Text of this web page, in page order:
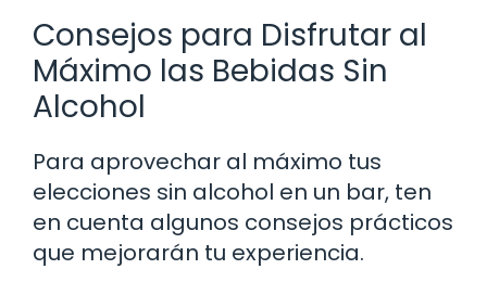
Consejos para Disfrutar al
Máximo las Bebidas Sin
Alcohol
Para aprovechar al máximo tus
elecciones sin alcohol en un bar, ten
en cuenta algunos consejos prácticos
que mejorarán tu experiencia.